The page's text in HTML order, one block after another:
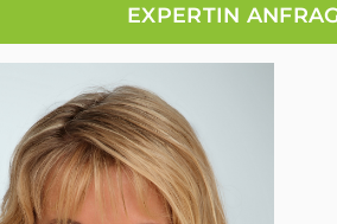
EXPERTIN